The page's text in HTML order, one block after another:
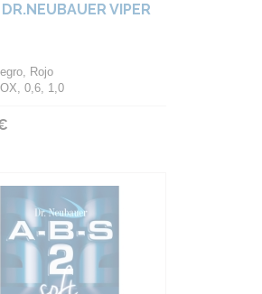
VIPER
Rojo
OX, 0,6, 1,0